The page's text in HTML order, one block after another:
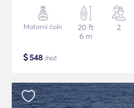
Motorni čoln
20 ft
6 m
2
$548 /noč